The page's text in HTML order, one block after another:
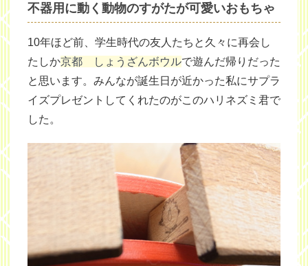
不器用に動く動物のすがたが可愛いおもちゃ
10年ほど前、学生時代の友人たちと久々に再会し
たしか京都 しょうざんボウルで遊んだ帰りだった
と思います。みんなが誕生日が近かった私にサプラ
イズプレゼントしてくれたのがこのハリネズミ君で
した。